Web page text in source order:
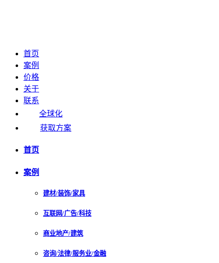
首页
案例
价格
关于
联系
全球化
获取方案
首页
案例
建材/装饰/家具
互联网/广告/科技
商业地产/建筑
咨询/法律/服务业/金融